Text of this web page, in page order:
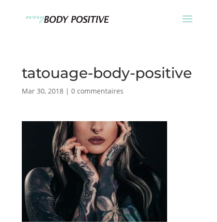
tatouage-body-positive
Mar 30, 2018| 0 commentaires